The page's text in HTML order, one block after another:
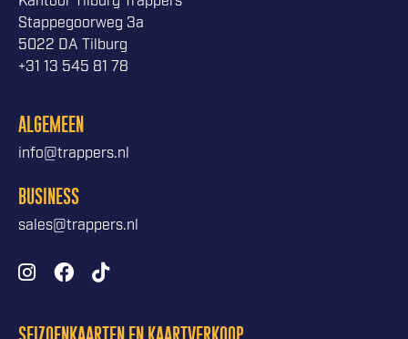
Stappegoorweg 3a
5022 DA Tilburg
+31 13 545 81 78
ALGEMEEN
info@trappers.nl
BUSINESS
sales@trappers.nl